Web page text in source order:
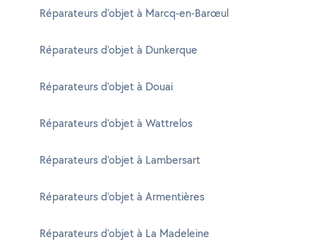
Réparateurs d'objet à Marcq-en-Barœul
Réparateurs d'objet à Dunkerque
Réparateurs d'objet à Douai
Réparateurs d'objet à Wattrelos
Réparateurs d'objet à Lambersart
Réparateurs d'objet à Armentières
Réparateurs d'objet à La Madeleine